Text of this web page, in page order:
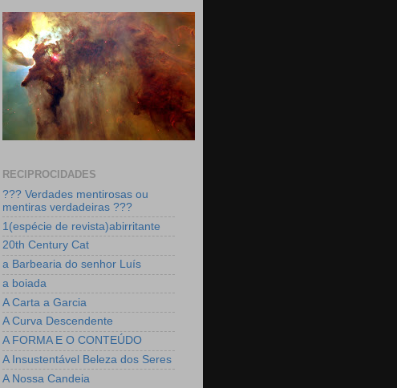
RECIPROCIDADES
??? Verdades mentirosas ou
mentiras verdadeiras ???
1(espécie de revista)abirritante
20th Century Cat
a Barbearia do senhor Luís
a boiada
A Carta a Garcia
A Curva Descendente
A FORMA E O CONTEÚDO
A Insustentável Beleza dos Seres
A Nossa Candeia